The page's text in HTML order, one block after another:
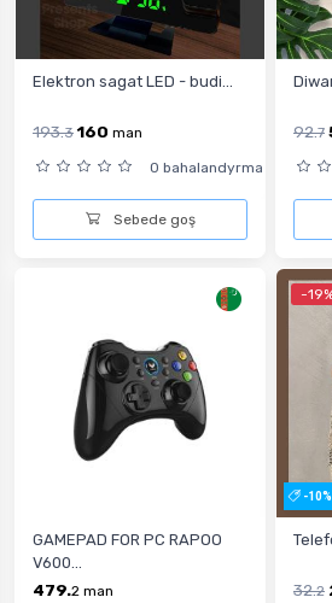
Elektron sagat LED - budi...
193.3 160 man
0 bahalandyrma
Sebede goş
92.7
GAMEPAD FOR PC RAPOO
V600...
479.2 man
-
-
32.2